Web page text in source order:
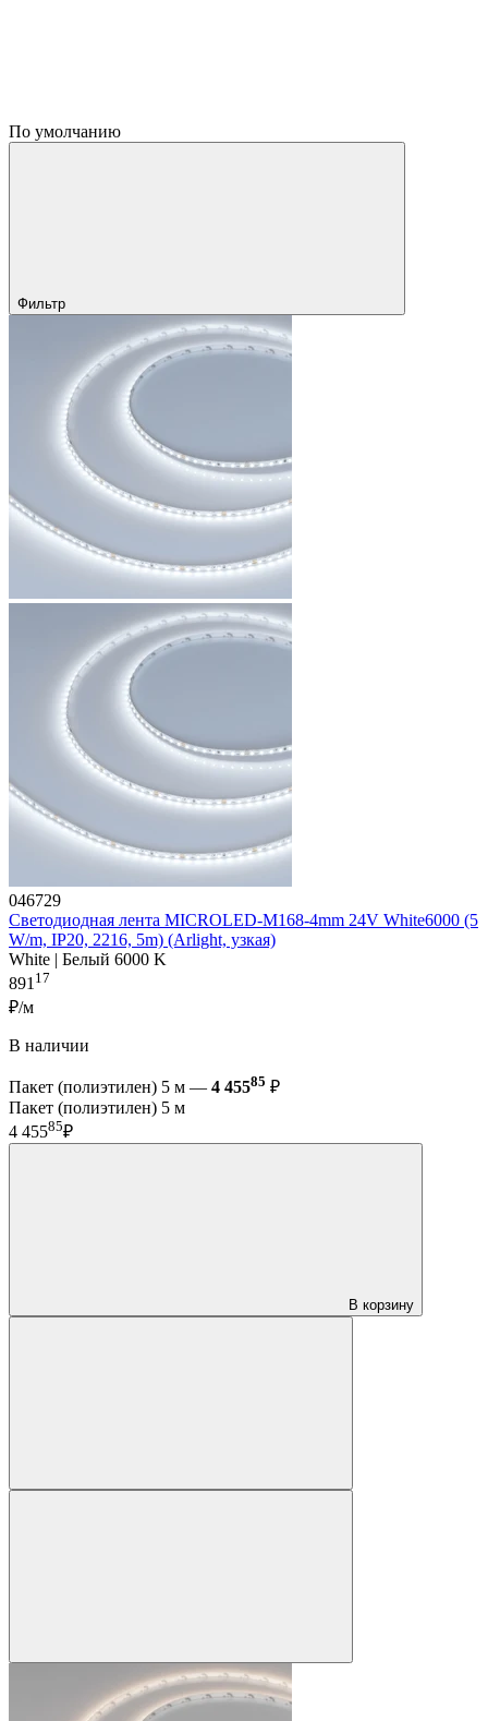
По умолчанию
Фильтр
046729
Светодиодная лента MICROLED-M168-4mm 24V White6000 (5
W/m, IP20, 2216, 5m) (Arlight, узкая)
White | Белый 6000 K
89117
₽/м
В наличии
Пакет (полиэтилен) 5 м — 4 45585 ₽
Пакет (полиэтилен) 5 м
4 45585₽
В корзину